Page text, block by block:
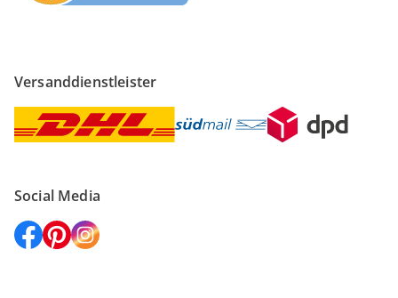
Versanddienstleister
Social Media